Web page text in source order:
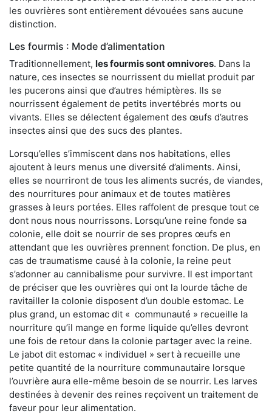
les ouvrières sont entièrement dévouées sans aucune
distinction.
Les fourmis : Mode d’alimentation
Traditionnellement, les fourmis sont omnivores. Dans la
nature, ces insectes se nourrissent du miellat produit par
les pucerons ainsi que d’autres hémiptères. Ils se
nourrissent également de petits invertébrés morts ou
vivants. Elles se délectent également des œufs d’autres
insectes ainsi que des sucs des plantes.
Lorsqu’elles s’immiscent dans nos habitations, elles
ajoutent à leurs menus une diversité d’aliments. Ainsi,
elles se nourriront de tous les aliments sucrés, de viandes,
des nourritures pour animaux et de toutes matières
grasses à leurs portées. Elles raffolent de presque tout ce
dont nous nous nourrissons. Lorsqu’une reine fonde sa
colonie, elle doit se nourrir de ses propres œufs en
attendant que les ouvrières prennent fonction. De plus, en
cas de traumatisme causé à la colonie, la reine peut
s’adonner au cannibalisme pour survivre. Il est important
de préciser que les ouvrières qui ont la lourde tâche de
ravitailler la colonie disposent d’un double estomac. Le
plus grand, un estomac dit « communauté » recueille la
nourriture qu’il mange en forme liquide qu’elles devront
une fois de retour dans la colonie partager avec la reine.
Le jabot dit estomac « individuel » sert à recueille une
petite quantité de la nourriture communautaire lorsque
l’ouvrière aura elle-même besoin de se nourrir. Les larves
destinées à devenir des reines reçoivent un traitement de
faveur pour leur alimentation.